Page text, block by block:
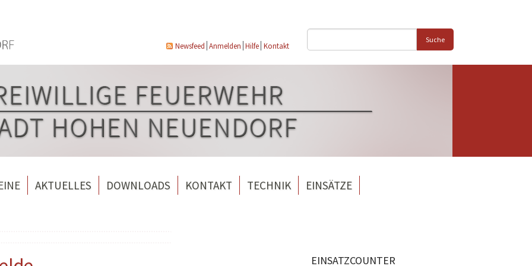
Newsfeed Anmelden Hilfe Kontakt
Suche
AKTUELLES DOWNLOADS KONTAKT TECHNIK EINSÄTZE
EINSATZCOUNTER